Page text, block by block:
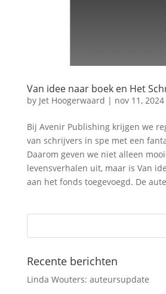
Van idee naar boek en Het
by Jet Hoogerwaard | nov 11, 2024
Bij Avenir Publishing krijgen we
van schrijvers in spe met een
Daarom geven we niet alleen
levensverhalen uit, maar is Van
aan het fonds toegevoegd. De
Recente berichten
Linda Wouters: auteursupdate